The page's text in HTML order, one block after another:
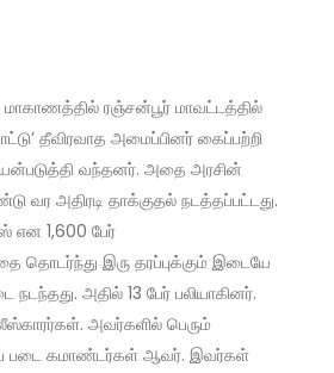
ரஞ்சன்பூர் மாவட்டத்தில்
தீவிரவாத அமைப்பினர் கைப்பற்றி
வந்தனர். அதை அரசின்
வர அதிரடி தாக்குதல் நடத்தப்பட்டது.
என 1,600 பேர்
தொடர்ந்து இரு தரப்புக்கும் இடையே
நடந்தது. அதில் 13 பேர் பலியாகினர்.
அவர்களில் பெரும்
படை கமாண்டர்கள் ஆவர். இவர்கள்